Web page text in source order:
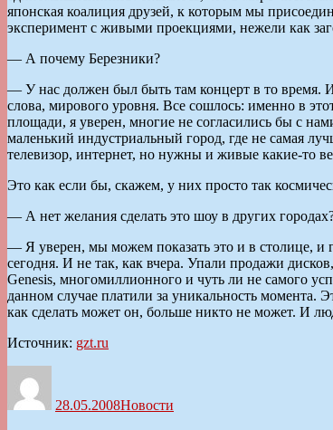
японская коалиция друзей, к которым мы
эксперимент с живыми проекциями, нежели как
— А почему Березники?
— У нас должен был быть там концерт в то время.
слова, мирового уровня. Все сошлось: именно в
площади, я уверен, многие не согласились бы с
маленький индустриальный город, где не самая
телевизор, интернет, но нужны и живые какие-то
Это как если бы, скажем, у них просто так
— А нет желания сделать это шоу в других
— Я уверен, мы можем показать это и в столице, и
сегодня. И не так, как вчера. Упали продажи
Genesis, многомиллионного и чуть ли не самого
данном случае платили за уникальность момента.
как сделать может он, больше никто не может. И
Источник: gzt.ru
28.05.2008Новости